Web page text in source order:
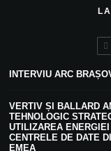
INTERVIU ARC
VERTIV ȘI BALLARD
TEHNOLOGIC
UTILIZAREA
CENTRELE DE DATE
EMEA